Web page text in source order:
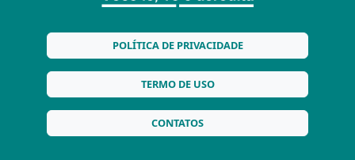
POLÍTICA DE PRIVACIDADE
TERMO DE USO
CONTATOS